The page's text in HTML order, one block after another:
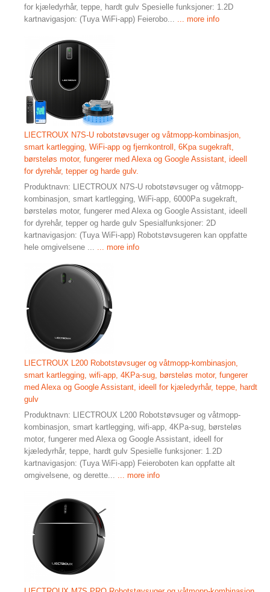
for kjæledyrhår, teppe, hardt gulv Spesielle funksjoner: 1.2D
kartnavigasjon: (Tuya WiFi-app) Feierobo...
... more info
LIECTROUX N7S-U robotstøvsuger og våtmopp-kombinasjon,
smart kartlegging, WiFi-app og fjernkontroll, 6Kpa sugekraft,
børsteløs motor, fungerer med Alexa og Google Assistant, ideell
for dyrehår, tepper og harde gulv.
Produktnavn: LIECTROUX N7S-U robotstøvsuger og våtmopp-
kombinasjon, smart kartlegging, WiFi-app, 6000Pa sugekraft,
børsteløs motor, fungerer med Alexa og Google Assistant, ideell
for dyrehår, tepper og harde gulv Spesialfunksjoner: 2D
kartnavigasjon: (Tuya WiFi-app) Robotstøvsugeren kan oppfatte
hele omgivelsene ...
... more info
LIECTROUX L200 Robotstøvsuger og våtmopp-kombinasjon,
smart kartlegging, wifi-app, 4KPa-sug, børsteløs motor, fungerer
med Alexa og Google Assistant, ideell for kjæledyrhår, teppe, hardt
gulv
Produktnavn: LIECTROUX L200 Robotstøvsuger og våtmopp-
kombinasjon, smart kartlegging, wifi-app, 4KPa-sug, børsteløs
motor, fungerer med Alexa og Google Assistant, ideell for
kjæledyrhår, teppe, hardt gulv Spesielle funksjoner: 1.2D
kartnavigasjon: (Tuya WiFi-app) Feieroboten kan oppfatte alt
omgivelsene, og derette...
... more info